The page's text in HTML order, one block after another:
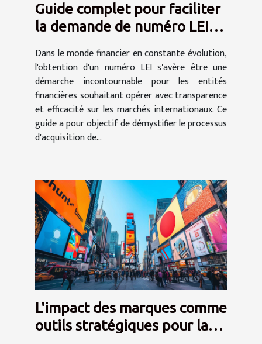
Guide complet pour faciliter
la demande de numéro LEI
Dans le monde financier en constante évolution,
l'obtention d'un numéro LEI s'avère être une
démarche incontournable pour les entités
financières souhaitant opérer avec transparence
et efficacité sur les marchés internationaux. Ce
guide a pour objectif de démystifier le processus
d'acquisition de...
L'impact des marques comme
outils stratégiques pour la